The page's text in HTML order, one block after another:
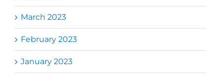
March 2023
February 2023
January 2023